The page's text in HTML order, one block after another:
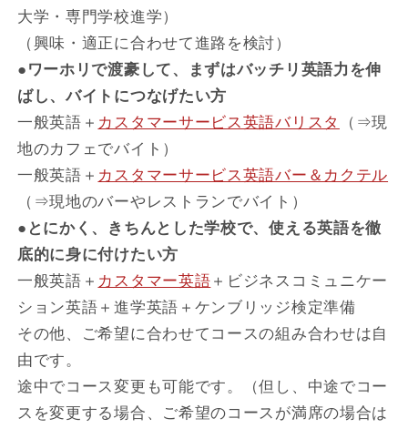
大学・専門学校進学）
（興味・適正に合わせて進路を検討）
●ワーホリで渡豪して、まずはバッチリ英語力を伸
ばし、バイトにつなげたい方
一般英語＋ カスタマーサービス英語バリスタ
（⇒現
地のカフェでバイト）
一般英語＋ カスタマーサービス英語バー＆カクテル
（⇒現地のバーやレストランでバイト）
●とにかく、きちんとした学校で、使える英語を徹
底的に身に付けたい方
一般英語＋ カスタマー英語 ＋ビジネスコミュニケー
ション英語＋進学英語＋ケンブリッジ検定準備
その他、ご希望に合わせてコースの組み合わせは自
由です。
途中でコース変更も可能です。（但し、中途でコー
スを変更する場合、ご希望のコースが満席の場合は